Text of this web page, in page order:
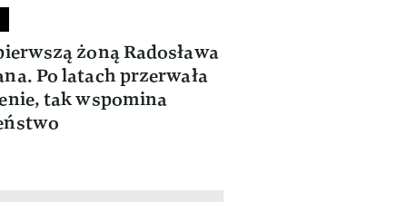
żoną Radosława
Po latach przerwała
tak wspomina